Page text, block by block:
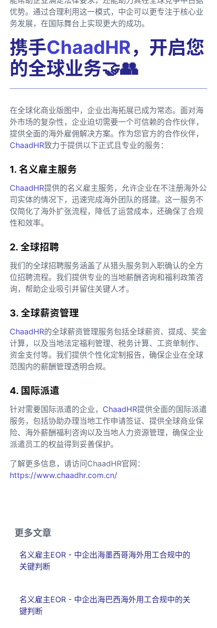
优势。通过合理利用这一模式，中企可以更专注于核心业
务发展，在国际舞台上实现更大的成功。
携手ChaadHR，开启您
的全球业务🤝👥
在全球化商业版图中，企业出海拓展已成为常态。面对海
外市场的复杂性，企业迫切需要一个可信赖的合作伙伴，
提供全面的海外雇佣解决方案。作为您官方的合作伙伴，
ChaadHR致力于提供以下正式且专业的服务：
1. 名义雇主服务
ChaadHR提供的名义雇主服务，允许企业在不注册海外公
司实体的情况下，迅速完成海外团队的搭建。这一服务不
仅简化了海外扩张流程，降低了运营成本，还确保了合规
性和效率。
2. 全球招聘
我们的全球招聘服务涵盖了从猎头服务到入职确认的全方
位招聘流程。我们提供专业的当地薪酬咨询和福利政策咨
询，帮助企业吸引并留住关键人才。
3. 全球薪资管理
ChaadHR的全球薪资管理服务包括全球薪资、提成、奖金
计算，以及当地法定福利管理、税务计算、工资单制作、
资金支付等。我们提供个性化定制报告，确保企业在全球
范围内的薪酬管理透明合规。
4. 国际派遣
针对需要国际派遣的企业， ChaadHR提供全面的国际派遣
服务，包括协助办理当地工作申请签证、提供全球商业保
险、海外薪酬福利咨询以及当地人力资源管理，确保企业
派遣员工的权益得到妥善保护。
了解更多信息，请访问ChaadHR官网：
https://www.chaadhr.com.cn/
更多文章
名义雇主EOR - 中企出海墨西哥海外用工合规中的
关键判断
名义雇主EOR - 中企出海巴西海外用工合规中的关
键判断